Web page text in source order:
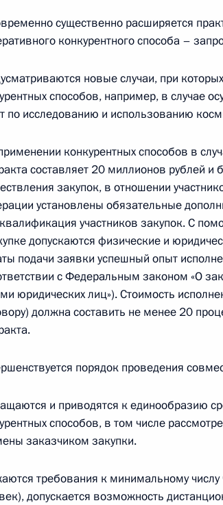
обеспечения государственных и
2021 года, 15:15
закон, касающийся
2021 года, 15:10
закон, связанный с введением в
записей актов гражданского
2021 года, 15:05
закон, направленный на
2021 года, 15:00
закон, направленный на
обращения с отходами
существенно расширяется
конкурентного способа –
новые случаи, при
способов, например, в случае
по исследованию и использованию
конкурентных способов в
составляет 20 миллионов рублей и
закупок, в отношении
установлены обязательные
участников закупок. С
допускаются физические и
подачи заявки успешный опыт
с Федеральным законом «О
юридических лиц»). Стоимость
должна составить не менее 20
порядок проведения
и приводятся к единообразию
способов, в том числе
заказчиком закупки.
требования к минимальному числу
допускается возможность